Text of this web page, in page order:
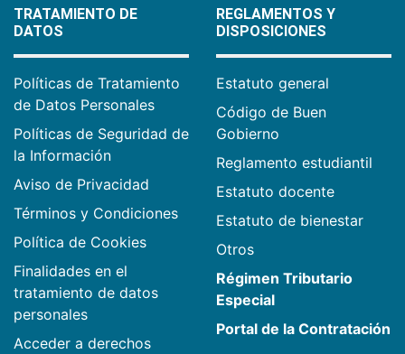
TRATAMIENTO DE
DATOS
Políticas de Tratamiento
de Datos Personales
Políticas de Seguridad de
la Información
Aviso de Privacidad
Términos y Condiciones
Política de Cookies
Finalidades en el
tratamiento de datos
personales
Acceder a derechos
REGLAMENTOS Y
DISPOSICIONES
Estatuto general
Código de Buen
Gobierno
Reglamento estudiantil
Estatuto docente
Estatuto de bienestar
Otros
Régimen Tributario
Especial
Portal de la Contratación